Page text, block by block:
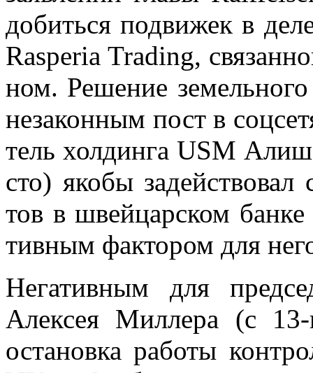
до­бить­ся по­дви­жек в
Rasperia Trading,
ном. Ре­ше­ние
неза­кон­ным пост в
тель хол­дин­га USM
сто) яко­бы
тов в швей­цар­ском
тив­ным фак­то­ром для
Нега­тив­ным для
Алек­сея Мил­ле­ра (с
оста­нов­ка ра­бо­ты